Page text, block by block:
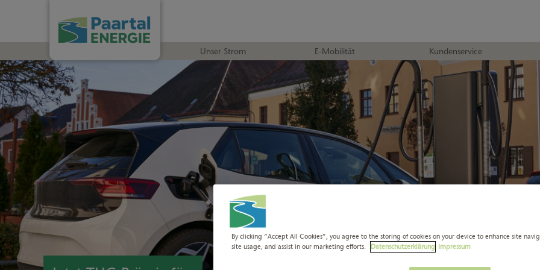
Unser Strom E-Mobilität Kundenservice
By clicking “Accept All Cookies”, you agree to the storing of cookies on your device to enhance site
site usage, and assist in our marketing efforts.
Datenschutzerklärung Impressum